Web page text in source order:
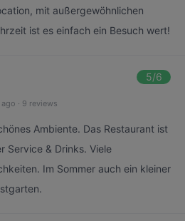
mit außergewöhnlichen
ist es einfach ein Besuch wert!
5/6
· 9 reviews
Ambiente. Das Restaurant ist
Service & Drinks. Viele
Im Sommer auch ein kleiner